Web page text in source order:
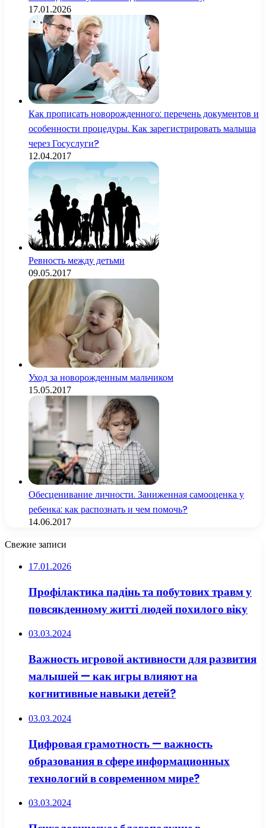
17.01.2026
Как прописать новорожденного: перечень документов и
особенности процедуры. Как зарегистрировать малыша
через Госуслуги?
12.04.2017
Ревность между детьми
09.05.2017
Уход за новорожденным мальчиком
15.05.2017
Обесценивание личности. Заниженная самооценка у
ребенка: как распознать и чем помочь?
14.06.2017
Свежие записи
17.01.2026
Профілактика падінь та побутових травм у
повсякденному житті людей похилого віку
03.03.2024
Важность игровой активности для развития
малышей — как игры влияют на
когнитивные навыки детей?
03.03.2024
Цифровая грамотность — важность
образования в сфере информационных
технологий в современном мире?
03.03.2024